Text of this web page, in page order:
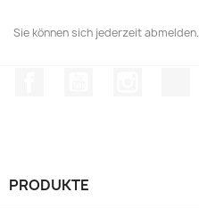
Sie können sich jederzeit abmelden.
PRODUKTE